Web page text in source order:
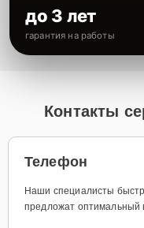
до 3 лет
гарантия на работы
Контакты
Телефон
Наши специалисты
предложат оптимальный